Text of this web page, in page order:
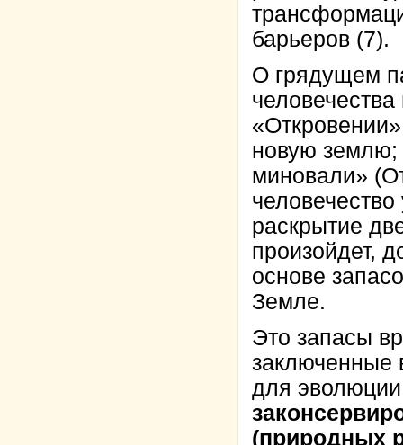
барьеров (7).
О грядущем
новую землю;
миновали»
раскрытие
произойдет,
основе
Земле.
Это запасы
заключенные
для
(природных